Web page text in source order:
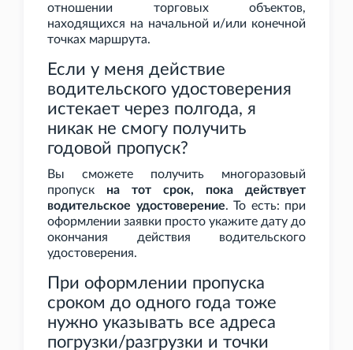
отношении торговых объектов,
находящихся на начальной и/или конечной
точках маршрута.
Если у меня действие
водительского удостоверения
истекает через полгода, я
никак не смогу получить
годовой пропуск?
Вы сможете получить многоразовый
пропуск на тот срок, пока действует
водительское удостоверение. То есть: при
оформлении заявки просто укажите дату до
окончания действия водительского
удостоверения.
При оформлении пропуска
сроком до одного года тоже
нужно указывать все адреса
погрузки/разгрузки и точки